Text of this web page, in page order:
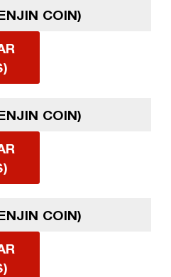
COIN)
COIN)
COIN)